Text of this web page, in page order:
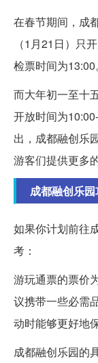
在春节期间，成
（1月21日）只
检票时间为13:00。
而大年初一至十
开放时间为
出，成都融创乐
游客们提供更多
成都融创乐
如果你计划前往
考：
游玩通票的票价
议携带一些必需
动时能够更好地
成都融创乐园的